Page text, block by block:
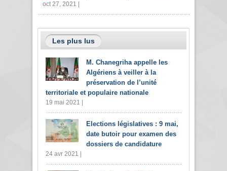
oct 27, 2021 |
Les plus lus
M. Chanegriha appelle les
Algériens à veiller à la
préservation de l’unité
territoriale et populaire nationale
19 mai 2021 |
Elections législatives : 9 mai,
date butoir pour examen des
dossiers de candidature
24 avr 2021 |